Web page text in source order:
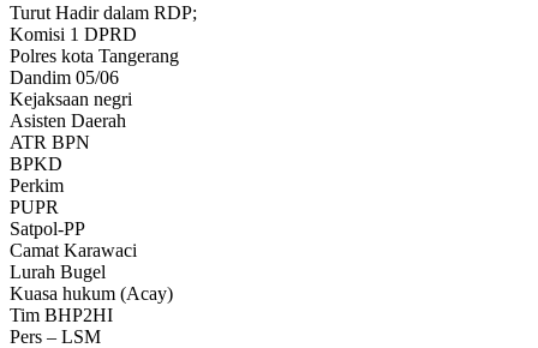
Turut Hadir dalam RDP;
Komisi 1 DPRD
Polres kota Tangerang
Dandim 05/06
Kejaksaan negri
Asisten Daerah
ATR BPN
BPKD
Perkim
PUPR
Satpol-PP
Camat Karawaci
Lurah Bugel
Kuasa hukum (Acay)
Tim BHP2HI
Pers – LSM